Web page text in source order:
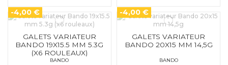
-4,00 €
GALETS VARIATEUR
BANDO 19X15.5 MM 5.3G
(X6 ROULEAUX)
BANDO
-4,00 €
GALETS VARIATEUR
BANDO 20X15 MM 14,5G
BANDO